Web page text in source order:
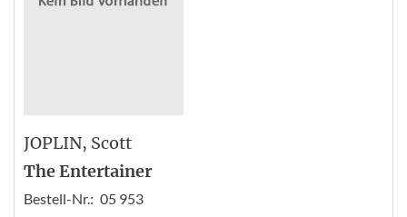
JOPLIN, Scott
The Entertainer
Bestell-Nr.: 05 953